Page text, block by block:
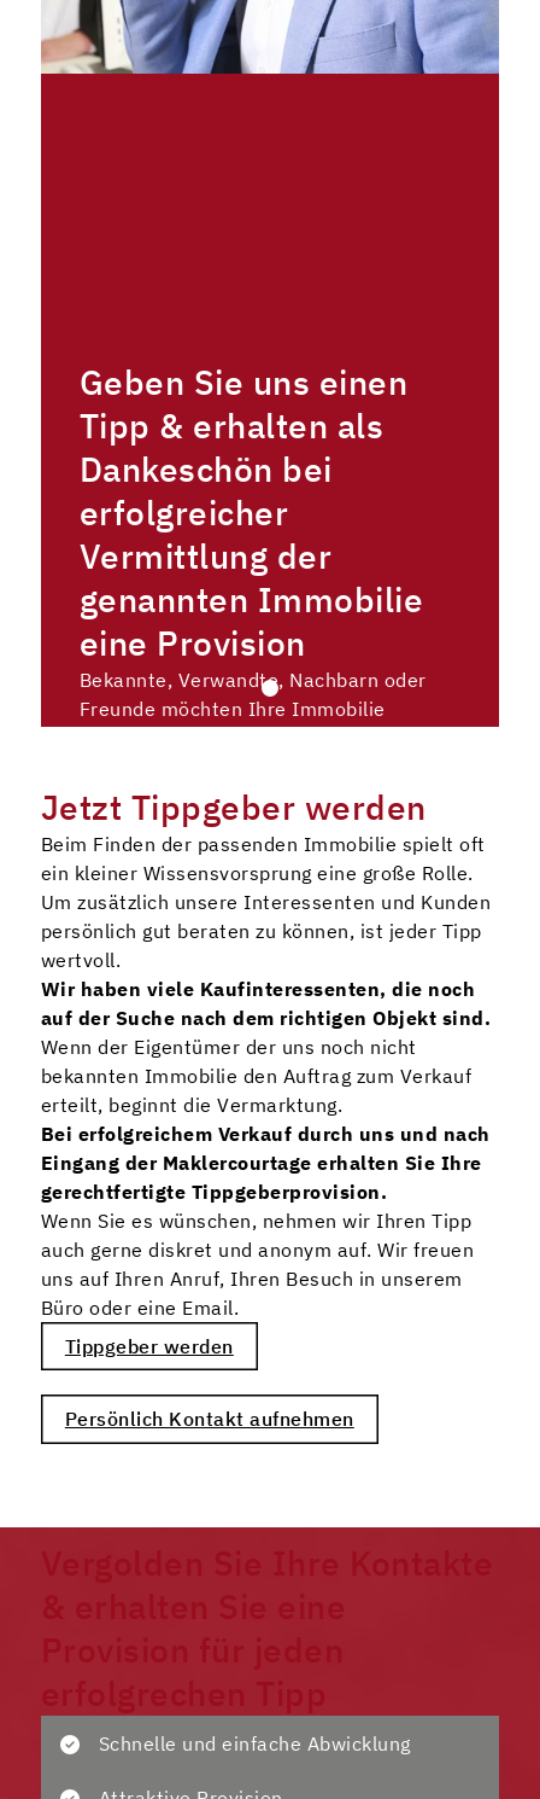
Geben Sie uns einen
Tipp & erhalten als
Dankeschön bei
erfolgreicher
Vermittlung der
genannten Immobilie
eine Provision
Bekannte, Verwandte, Nachbarn oder
Freunde möchten Ihre Immobilie
Persönlich Kontakt aufnehmen
Jetzt Tippgeber werden
Beim Finden der passenden Immobilie spielt oft
ein kleiner Wissensvorsprung eine große Rolle.
Um zusätzlich unsere Interessenten und Kunden
persönlich gut beraten zu können, ist jeder Tipp
wertvoll.
Wir haben viele Kaufinteressenten, die noch
auf der Suche nach dem richtigen Objekt sind.
Wenn der Eigentümer der uns noch nicht
bekannten Immobilie den Auftrag zum Verkauf
erteilt, beginnt die Vermarktung.
Bei erfolgreichem Verkauf durch uns und nach
Eingang der Maklercourtage erhalten Sie Ihre
gerechtfertigte Tippgeberprovision.
Wenn Sie es wünschen, nehmen wir Ihren Tipp
auch gerne diskret und anonym auf. Wir freuen
uns auf Ihren Anruf, Ihren Besuch in unserem
Büro oder eine Email.
Tippgeber werden
Persönlich Kontakt aufnehmen
Schnelle und einfache Abwicklung